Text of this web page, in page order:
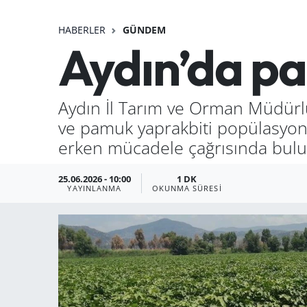
HABERLER GÜNDEM
Aydın’da
Aydın İl Tarım ve Orman
ve pamuk yaprakbiti
erken mücadele çağrısında
25.06.2026 - 10:00
YAYINLANMA
1 DK
OKUNMA SÜRESI